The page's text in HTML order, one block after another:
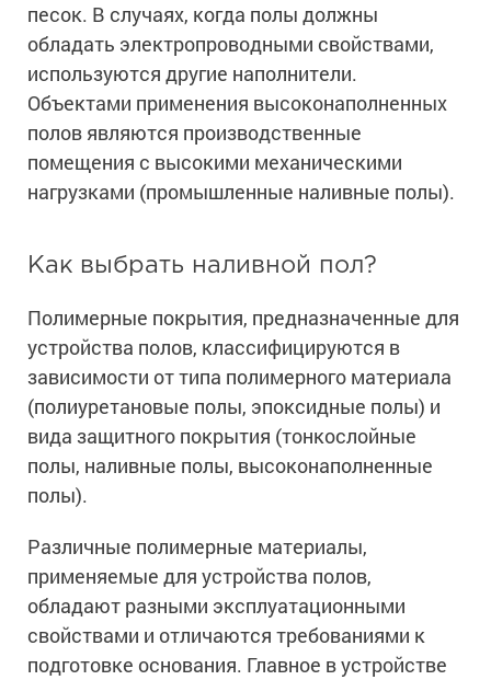
песок. В случаях, когда полы должны
обладать электропроводными свойствами,
используются другие наполнители.
Объектами применения высоконаполненных
полов являются производственные
помещения с высокими механическими
нагрузками (промышленные наливные полы).
Как выбрать наливной пол?
Полимерные покрытия, предназначенные для
устройства полов, классифицируются в
зависимости от типа полимерного материала
(полиуретановые полы, эпоксидные полы) и
вида защитного покрытия (тонкослойные
полы, наливные полы, высоконаполненные
полы).
Различные полимерные материалы,
применяемые для устройства полов,
обладают разными эксплуатационными
свойствами и отличаются требованиями к
подготовке основания. Главное в устройстве